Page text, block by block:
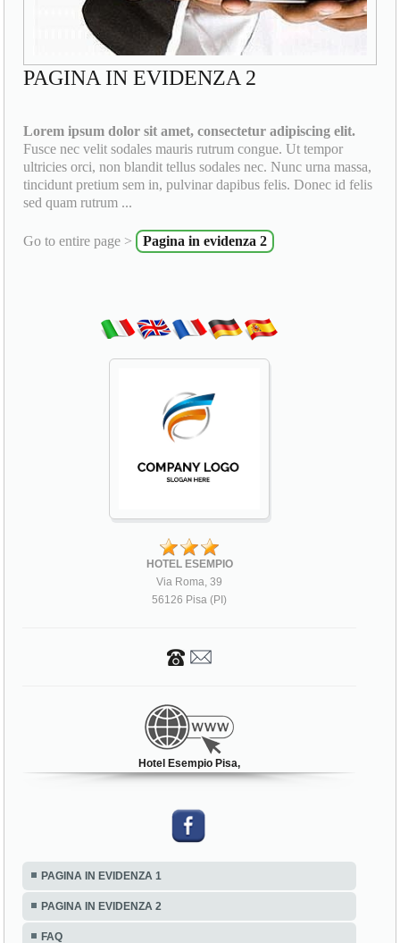
PAGINA IN EVIDENZA 2
Lorem ipsum dolor sit amet, consectetur adipiscing elit.
Fusce nec velit sodales mauris rutrum congue. Ut tempor
ultricies orci, non blandit tellus sodales nec. Nunc urna massa,
tincidunt pretium sem in, pulvinar dapibus felis. Donec id felis
sed quam rutrum ...
Go to entire page > Pagina in evidenza 2
HOTEL ESEMPIO
Via Roma, 39
56126 Pisa (PI)
Hotel Esempio Pisa,
PAGINA IN EVIDENZA 1
PAGINA IN EVIDENZA 2
FAQ